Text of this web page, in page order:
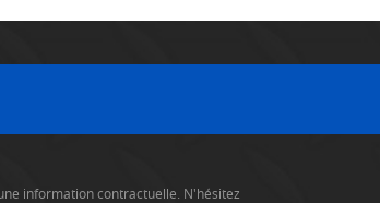
information contractuelle. N'hésitez